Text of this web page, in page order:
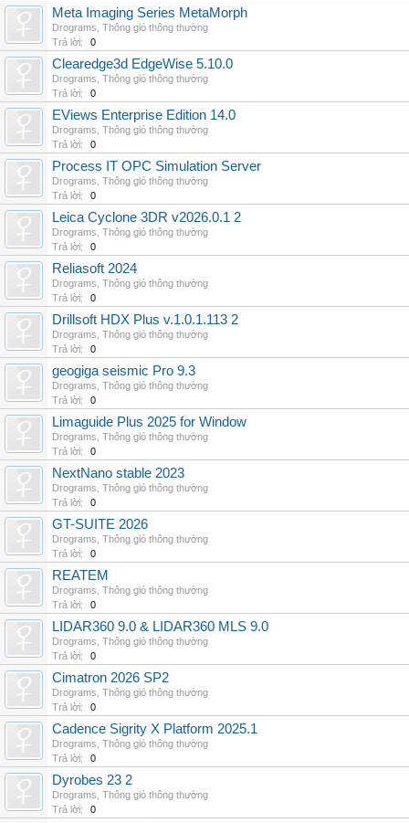
Meta Imaging Series MetaMorph
Drograms Thông gió thông thường
Trả lời:
0
Clearedge3d EdgeWise 5.10.0
Drograms Thông gió thông thường
Trả lời:
0
EViews Enterprise Edition 14.0
Drograms Thông gió thông thường
Trả lời:
0
Process IT OPC Simulation Server
Drograms Thông gió thông thường
Trả lời:
0
Leica Cyclone 3DR v2026.0.1 2
Drograms Thông gió thông thường
Trả lời:
0
Reliasoft 2024
Drograms Thông gió thông thường
Trả lời:
0
Drillsoft HDX Plus v.1.0.1.113 2
Drograms Thông gió thông thường
Trả lời:
0
geogiga seismic Pro 9.3
Drograms Thông gió thông thường
Trả lời:
0
Limaguide Plus 2025 for Window
Drograms Thông gió thông thường
Trả lời:
0
NextNano stable 2023
Drograms Thông gió thông thường
Trả lời:
0
GT-SUITE 2026
Drograms Thông gió thông thường
Trả lời:
0
REATEM
Drograms Thông gió thông thường
Trả lời:
0
LIDAR360 9.0 & LIDAR360 MLS 9.0
Drograms Thông gió thông thường
Trả lời:
0
Cimatron 2026 SP2
Drograms Thông gió thông thường
Trả lời:
0
Cadence Sigrity X Platform 2025.1
Drograms Thông gió thông thường
Trả lời:
0
Dyrobes 23 2
Drograms Thông gió thông thường
Trả lời:
0